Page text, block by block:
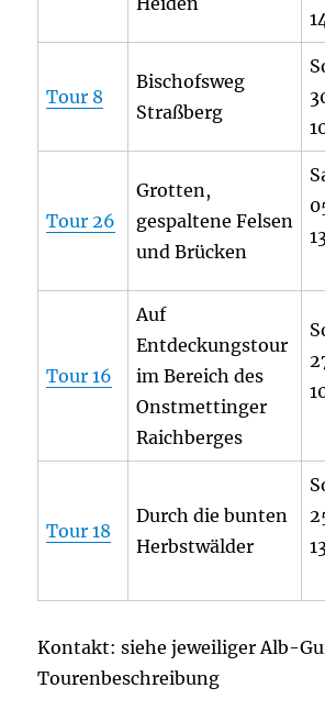
Tour 8
Bischofsweg
Straßberg
Tour 26
Grotten,
gespaltene Felsen
und Brücken
Tour 16
Auf
Entdeckungstour
im Bereich des
Onstmettinger
Raichberges
Tour 18
Durch die bunten
Herbstwälder
Kontakt: siehe jeweiliger Alb-
Tourenbeschreibung